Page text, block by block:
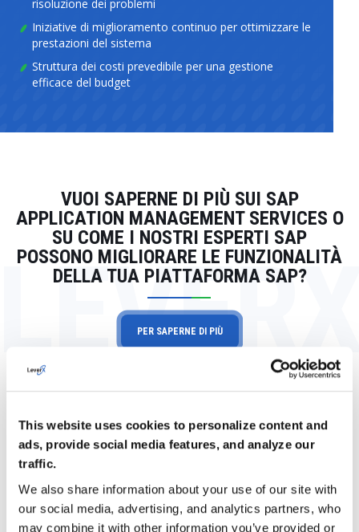
This website uses cookies to personalize content and
ads, provide social media features, and analyze our
traffic.
We also share information about your use of our site with
our social media, advertising, and analytics partners, who
may combine it with other information you’ve provided or
risoluzione dei problemi
Iniziative di miglioramento continuo per ottimizzare le
prestazioni del sistema
Struttura dei costi prevedibile per una gestione
efficace del budget
VUOI SAPERNE DI PIÙ SUI SAP
APPLICATION MANAGEMENT SERVICES O
SU COME I NOSTRI ESPERTI SAP
POSSONO MIGLIORARE LE FUNZIONALITÀ
DELLA TUA PIATTAFORMA SAP?
PER SAPERNE DI PIÙ
Storie di successo dei clienti
VISUALIZZA TUTTO IL PORTAFOGLIO